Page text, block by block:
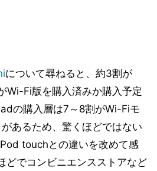
について尋ねると、約3割が
Wi-Fi版を購入済みか購入予定
の購入層は7～8割がWi-Fiモ
あるため、驚くほどではない
touchとの違いを改めて感
どでコンビニエンスストアなど